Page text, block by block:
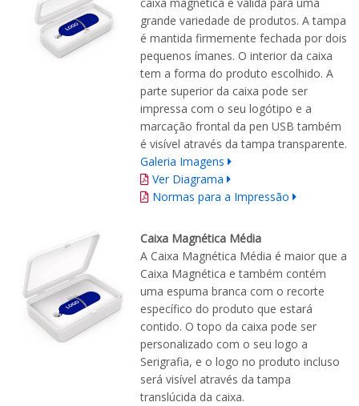
caixa magnética é válida para uma
grande variedade de produtos. A tampa
é mantida firmemente fechada por dois
pequenos ímanes. O interior da caixa
tem a forma do produto escolhido. A
parte superior da caixa pode ser
impressa com o seu logótipo e a
marcação frontal da pen USB também
é visível através da tampa transparente.
Galeria Imagens
Ver Diagrama
Normas para a Impressão
Caixa Magnética Média
A Caixa Magnética Média é maior que a
Caixa Magnética e também contém
uma espuma branca com o recorte
específico do produto que estará
contido. O topo da caixa pode ser
personalizado com o seu logo a
Serigrafia, e o logo no produto incluso
será visível através da tampa
translúcida da caixa.